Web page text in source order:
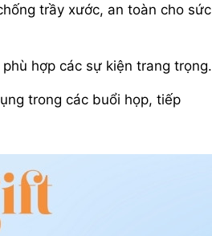
trầy xước, an toàn cho sức
hợp các sự kiện trang trọng.
trong các buổi họp, tiếp